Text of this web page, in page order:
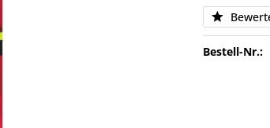
Bestell-Nr.: